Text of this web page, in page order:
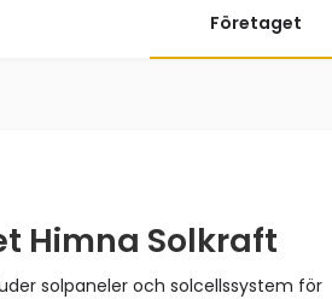
Företaget
Himna Solkraft
solpaneler och solcellssystem för